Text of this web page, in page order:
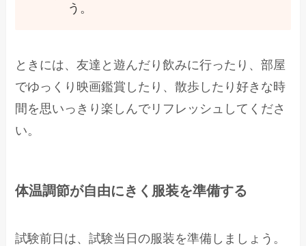
う。
ときには、友達と遊んだり飲みに行ったり、部屋
でゆっくり映画鑑賞したり、散歩したり好きな時
間を思いっきり楽しんでリフレッシュしてくださ
い。
体温調節が自由にきく服装を準備する
試験前日は、試験当日の服装を準備しましょう。